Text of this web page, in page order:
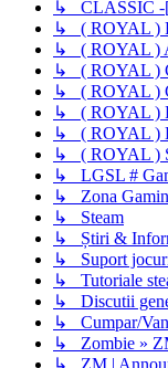
↳ CLASSIC -
↳ ( ROYAL )
↳ ( ROYAL )
↳ ( ROYAL )
↳ ( ROYAL )
↳ ( ROYAL )
↳ ( ROYAL )
↳ ( ROYAL )
↳ LGSL #
↳ Zona
↳ Steam
↳ Știri &
↳ Suport
↳ Tutoriale
↳ Discutii
↳ Cumpar/
↳ Zombie »
↳ ZM |